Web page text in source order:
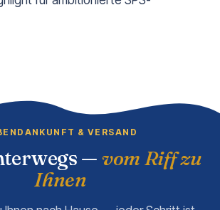
& VERSAND
— vom Riff zu
Ihnen